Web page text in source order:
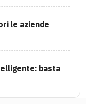
le aziende
basta